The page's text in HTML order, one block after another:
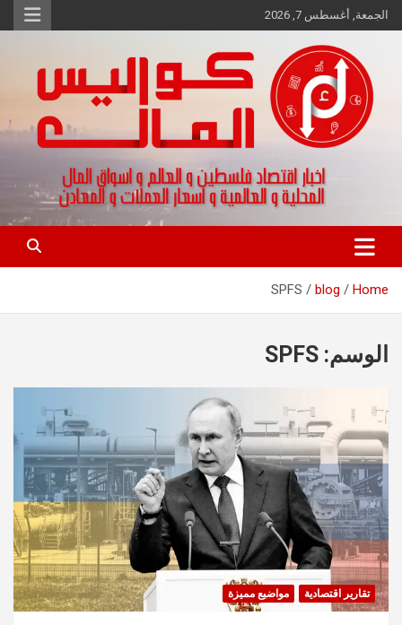
Skip
to
الجمعة, أغسطس 7, 2026
كواليس المال
اخبار اقتصاد فلسطين و العالم و تقارير اسواق المال و العملات
Home
blog
SPFS
الوسم: SPFS
تقارير اقتصادية مواضيع مميزة